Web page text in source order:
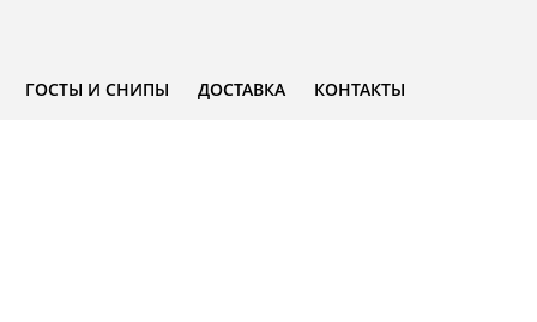
ГОСТЫ И СНИПЫ ДОСТАВКА КОНТАКТЫ